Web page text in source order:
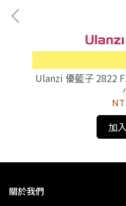
Ulanzi 優籃子 2822
加
關於我們